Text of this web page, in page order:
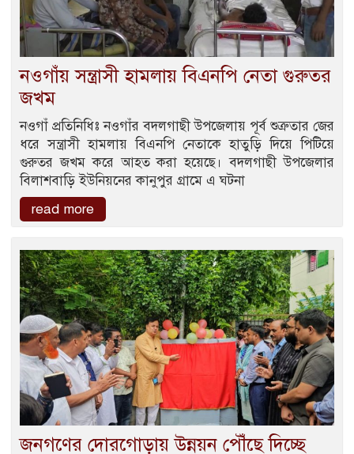
নওগাঁয় সন্ত্রাসী হামলায় বিএনপি নেতা গুরুতর
জখম
নওগাঁ প্রতিনিধিঃ নওগাঁর বদলগাছী উপজেলায় পূর্ব শুত্রুতার জের
ধরে সন্ত্রাসী হামলায় বিএনপি নেতাকে হাতুড়ি দিয়ে পিটিয়ে
গুরুতর জখম করে আহত করা হয়েছে। বদলগাছী উপজেলার
বিলাশবাড়ি ইউনিয়নের কানুপুর গ্রামে এ ঘটনা
read more
জনগণের দোরগোড়ায় উন্নয়ন পৌঁছে দিচ্ছে